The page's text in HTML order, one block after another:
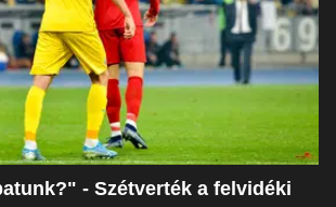
- Szétverték a felvidéki